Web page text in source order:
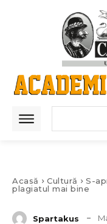
Acasă Cultură
S-
plagiatul mai bine
Spartakus